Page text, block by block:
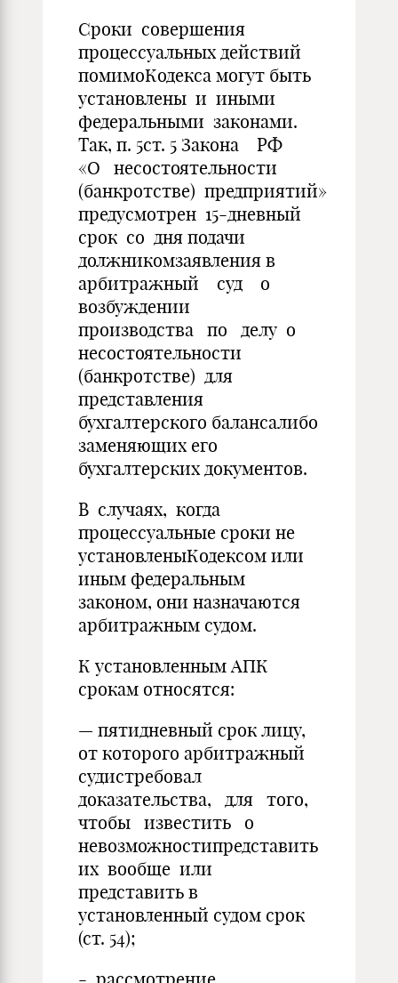
Сроки совершения
процессуальных действий
помимоКодекса могут быть
установлены и иными
федеральными законами.
Так, п. 5ст. 5 Закона РФ
«О несостоятельности
(банкротстве) предприятий»
предусмотрен 15-дневный
срок со дня подачи
должникомзаявления в
арбитражный суд о
возбуждении
производства по делу о
несостоятельности
(банкротстве) для
представления
бухгалтерского балансалибо
заменяющих его
бухгалтерских документов.
В случаях, когда
процессуальные сроки не
установленыКодексом или
иным федеральным
законом, они назначаются
арбитражным судом.
К установленным АПК
срокам относятся:
— пятидневный срок лицу,
от которого арбитражный
судистребовал
доказательства, для того,
чтобы известить о
невозможностипредставить
их вообще или
представить в
установленный судом срок
(ст. 54);